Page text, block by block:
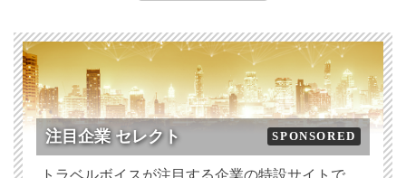
注目企業 セレクト SPONSORED